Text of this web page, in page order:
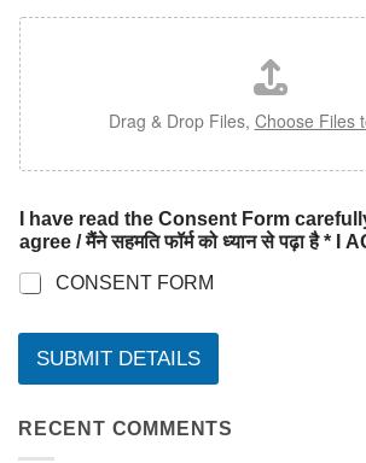
Drag & Drop Files, Choose Files
I have read the Consent Form
agree / मैंने सहमति फॉर्म को ध्यान से पढ़ा है * I
CONSENT FORM
SUBMIT DETAILS
RECENT COMMENTS